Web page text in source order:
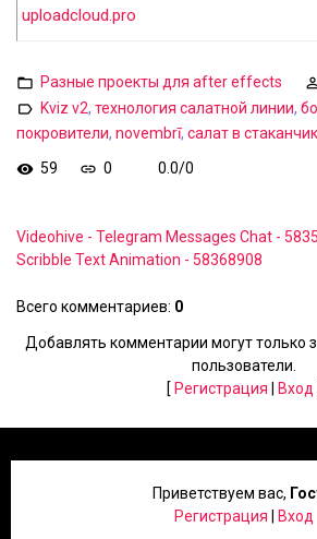
uploadcloud.pro
Разные проекты для after effects
Kviz v2, технология салатной линии,
покровители, novembrī, салат в
59
0 0.0/0
Videohive - Telegram Messages Chat -
Scribble Text Animation - 58368908
Всего комментариев: 0
Добавлять комментарии могут только
пользователи.
[ Регистрация Вход
Приветствуем вас,
Регистрация
Вход